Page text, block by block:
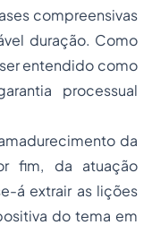
compreensivas
duração. Como
entendido como
processual
da
fim, da atuação
á extrair as lições
do tema em